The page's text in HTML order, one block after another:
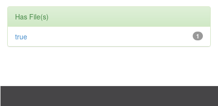
Has File(s)
1
true